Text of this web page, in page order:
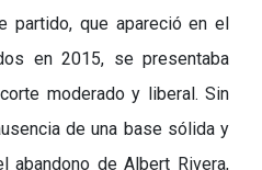
partido, que apareció en el
en 2015, se presentaba
moderado y liberal. Sin
de una base sólida y
de Albert Rivera,